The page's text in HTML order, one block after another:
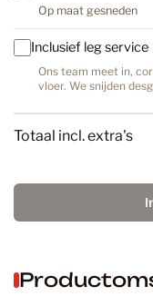
Op maat gesneden
Inclusief leg service
Ons team meet in,
vloer. We snijden
Totaal incl. extra's